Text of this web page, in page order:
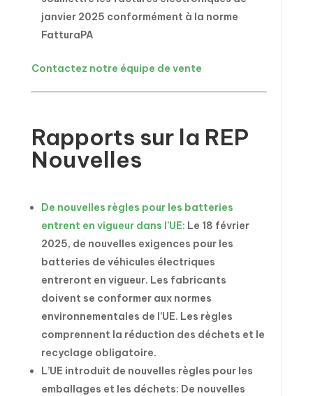
janvier 2025 conformément à la norme
FatturaPA
Contactez notre équipe de vente
Rapports sur la REP
Nouvelles
De nouvelles règles pour les batteries
entrent en vigueur dans l’UE: Le 18 février
2025, de nouvelles exigences pour les
batteries de véhicules électriques
entreront en vigueur. Les fabricants
doivent se conformer aux normes
environnementales de l’UE. Les règles
comprennent la réduction des déchets et le
recyclage obligatoire.
L’UE introduit de nouvelles règles pour les
emballages et les déchets: De nouvelles